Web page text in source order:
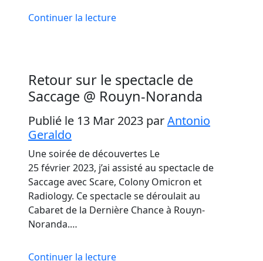
Continuer la lecture
Retour sur le spectacle de
Saccage @ Rouyn-Noranda
Publié le 13 Mar 2023 parAntonio
Geraldo
Une soirée de découvertes Le
25 février 2023, j’ai assisté au spectacle de
Saccage avec Scare, Colony Omicron et
Radiology. Ce spectacle se déroulait au
Cabaret de la Dernière Chance à Rouyn-
Noranda.…
Continuer la lecture